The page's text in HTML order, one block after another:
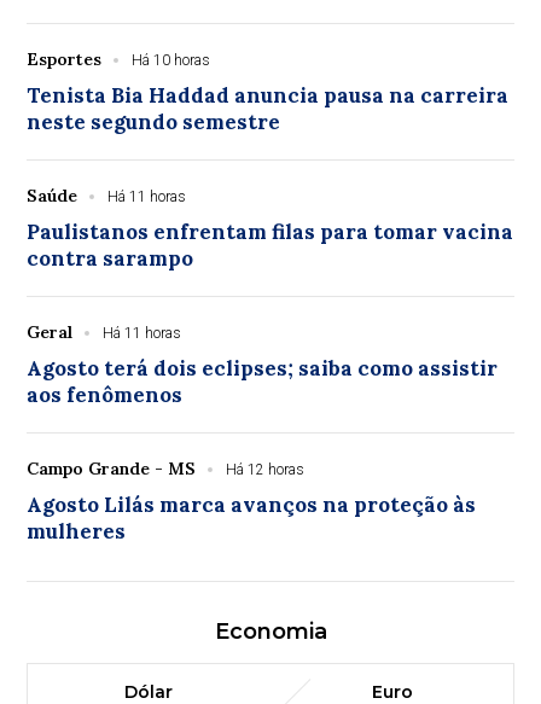
Esportes Há 10 horas
Tenista Bia Haddad anuncia pausa na carreira
neste segundo semestre
Saúde Há 11 horas
Paulistanos enfrentam filas para tomar vacina
contra sarampo
Geral Há 11 horas
Agosto terá dois eclipses; saiba como assistir
aos fenômenos
Campo Grande - MS Há 12 horas
Agosto Lilás marca avanços na proteção às
mulheres
Economia
Dólar
Euro